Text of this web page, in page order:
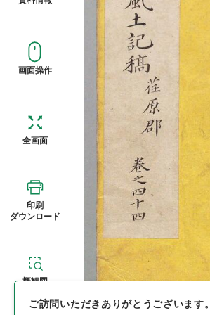
画面操作
全画面
印刷
ダウンロード
概観図
ご訪問いただきありがとうございます。